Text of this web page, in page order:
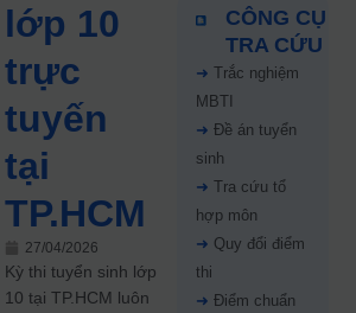
lớp 10
trực
tuyến
tại
TP.HCM
27/04/2026
Kỳ thi tuyển sinh lớp
10 tại TP.HCM luôn
67%
CÔNG CỤ
TRA CỨU
➜ Trắc nghiệm
MBTI
➜ Đề án tuyển
sinh
➜ Tra cứu tổ
hợp môn
➜ Quy đổi điểm
thi
➜ Điểm chuẩn